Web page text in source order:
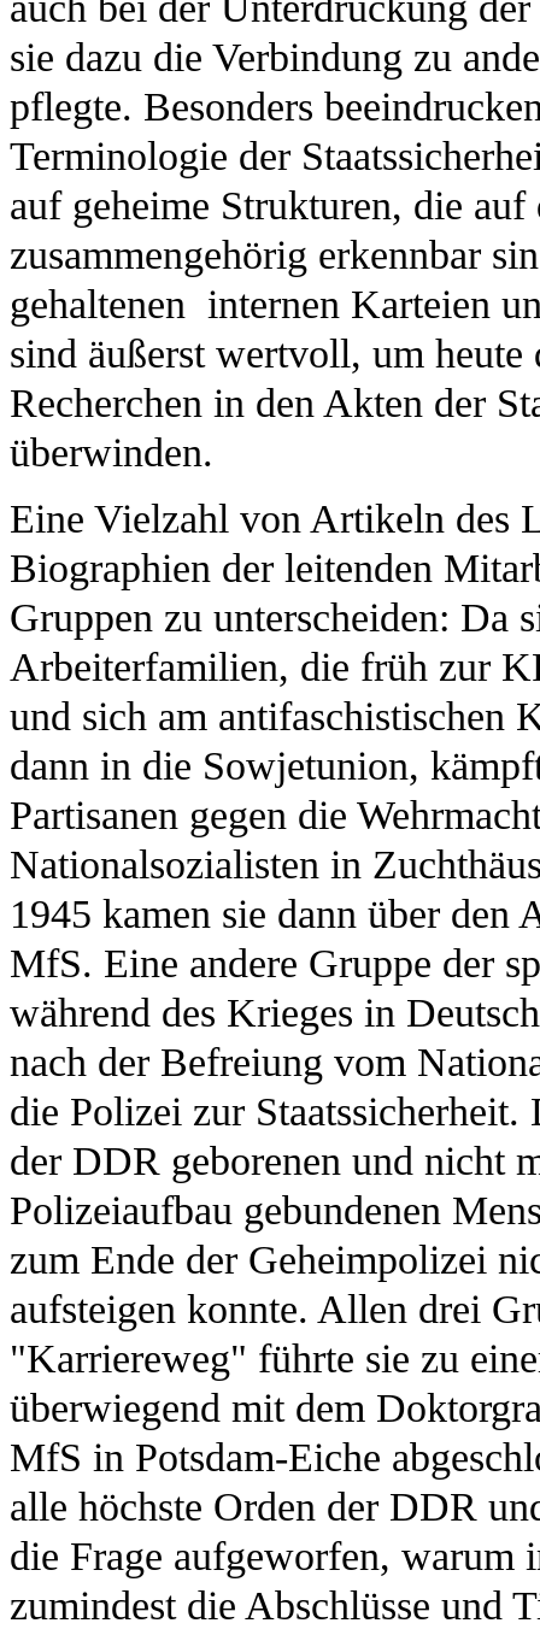
sie dazu die Verbindung zu
pflegte. Besonders
Terminologie der
auf geheime Strukturen, die
zusammengehörig erkennbar
gehaltenen internen Karteien
sind äußerst wertvoll, um
Recherchen in den Akten der
überwinden.
Eine Vielzahl von Artikeln des
Biographien der leitenden
Gruppen zu unterscheiden: Da
Arbeiterfamilien, die früh zur
und sich am antifaschistischen
dann in die Sowjetunion,
Partisanen gegen die
Nationalsozialisten in
1945 kamen sie dann über
MfS. Eine andere Gruppe der
während des Krieges in
nach der Befreiung vom
die Polizei zur
der DDR geborenen und nicht
Polizeiaufbau gebundenen
zum Ende der Geheimpolizei
aufsteigen konnte. Allen drei
"Karriereweg" führte sie zu
überwiegend mit dem
MfS in Potsdam-Eiche
alle höchste Orden der DDR
die Frage aufgeworfen, warum
zumindest die Abschlüsse und